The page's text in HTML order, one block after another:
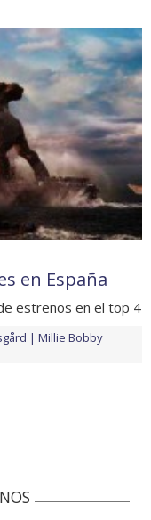
en España
estrenos en el top 4
Millie Bobby